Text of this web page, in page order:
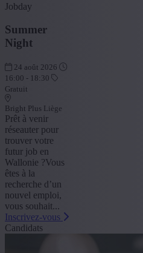
Jobday
Summer
Night
24 août 2026
16:00 - 18:30
Gratuit
Bright Plus Liège
Prêt à venir
réseauter pour
trouver votre
futur job en
Wallonie ?Vous
êtes à la
recherche d’un
nouvel emploi,
vous souhait...
Inscrivez-vous
Candidats